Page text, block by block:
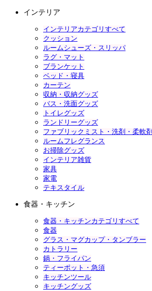
インテリア
インテリアカテゴリすべて
クッション
ルームシューズ・スリッパ
ラグ・マット
ブランケット
ベッド・寝具
カーテン
収納・収納グッズ
バス・洗面グッズ
トイレグッズ
ランドリーグッズ
ファブリックミスト・洗剤・柔軟剤
ルームフレグランス
お掃除グッズ
インテリア雑貨
家具
家電
テキスタイル
食器・キッチン
食器・キッチンカテゴリすべて
食器
グラス・マグカップ・タンブラー
カトラリー
鍋・フライパン
ティーポット・急須
キッチンツール
キッチングッズ